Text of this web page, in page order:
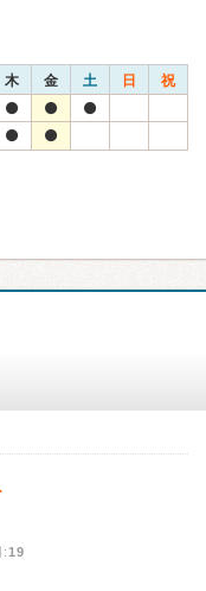
木 金 土 日 祝
:19